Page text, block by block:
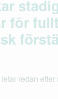
för
redan